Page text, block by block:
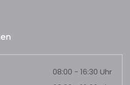
08:00 - 16:30 Uhr